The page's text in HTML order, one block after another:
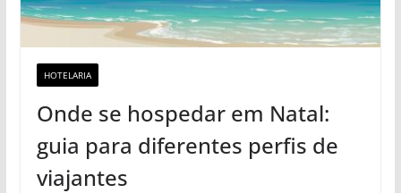
HOTELARIA
Onde se hospedar em Natal:
guia para diferentes perfis de
viajantes